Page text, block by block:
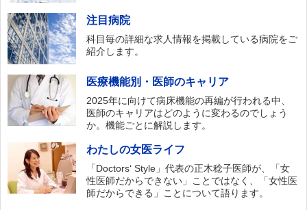
注目病院
科目毎の詳細な求人情報を掲載している病院をご
紹介します。
医療機能別・医師のキャリア
2025年に向けて病床機能の再編が行われる中、
医師のキャリアはどのように変わるのでしょう
か。機能ごとに解説します。
わたしの女医ライフ
「Doctors‘ Style」代表の正木稔子医師が、「女
性医師だからできない」ことではなく、「女性医
師だからできる」ことについて語ります。